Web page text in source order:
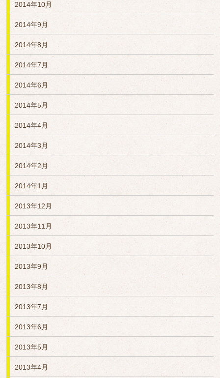
2014年10月
2014年9月
2014年8月
2014年7月
2014年6月
2014年5月
2014年4月
2014年3月
2014年2月
2014年1月
2013年12月
2013年11月
2013年10月
2013年9月
2013年8月
2013年7月
2013年6月
2013年5月
2013年4月